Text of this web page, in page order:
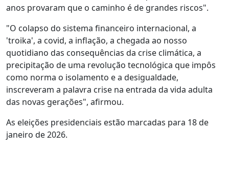
anos provaram que o caminho é de grandes riscos".
"O colapso do sistema financeiro internacional, a
'troika', a covid, a inflação, a chegada ao nosso
quotidiano das consequências da crise climática, a
precipitação de uma revolução tecnológica que impôs
como norma o isolamento e a desigualdade,
inscreveram a palavra crise na entrada da vida adulta
das novas gerações", afirmou.
As eleições presidenciais estão marcadas para 18 de
janeiro de 2026.